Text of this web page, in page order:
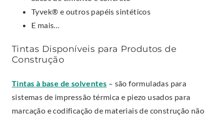
Tyvek® e outros papéis sintéticos
E mais…
Tintas Disponíveis para Produtos de
Construção
Tintas à base de solventes.
E
x
– são formuladas para
sistemas de impressão térmica e piezo usados para
marcação e codificação de materiais de construção não